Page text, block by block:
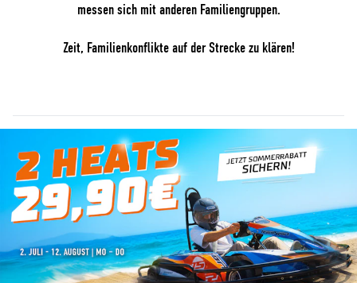
messen sich mit anderen Familiengruppen.
Zeit, Familienkonflikte auf der Strecke zu klären!